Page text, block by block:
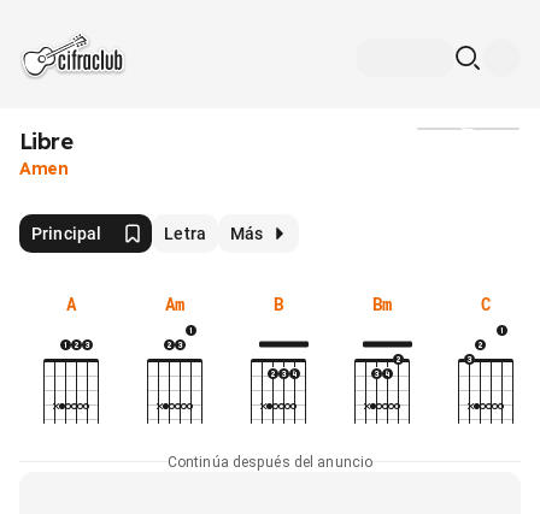
Libre
Amen
Principal Letra Más
A Am B Bm C
Continúa después del anuncio